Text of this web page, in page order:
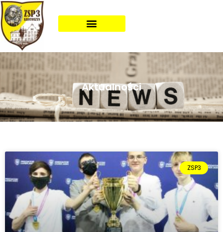
Aktualności
ZSP3